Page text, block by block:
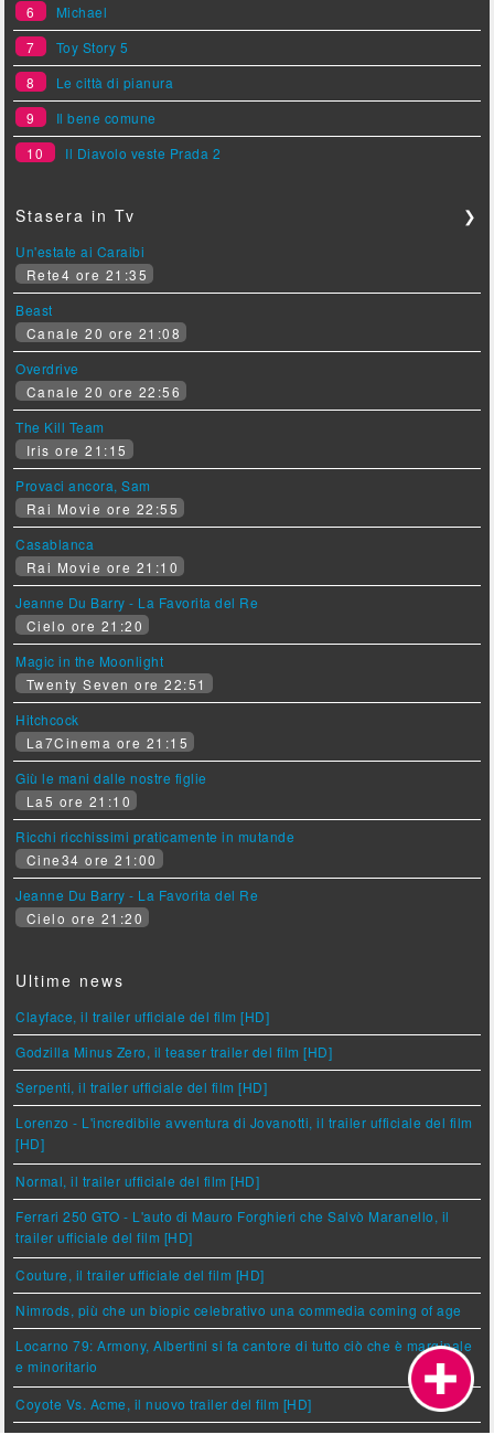
6
Michael
7
Toy Story 5
8
Le città di pianura
9
Il bene comune
10
Il Diavolo veste Prada 2
Stasera in Tv ❯
Un'estate ai Caraibi
Rete4 ore 21:35
Beast
Canale 20 ore 21:08
Overdrive
Canale 20 ore 22:56
The Kill Team
Iris ore 21:15
Provaci ancora, Sam
Rai Movie ore 22:55
Casablanca
Rai Movie ore 21:10
Jeanne Du Barry - La Favorita del Re
Cielo ore 21:20
Magic in the Moonlight
Twenty Seven ore 22:51
Hitchcock
La7Cinema ore 21:15
Giù le mani dalle nostre figlie
La5 ore 21:10
Ricchi ricchissimi praticamente in mutande
Cine34 ore 21:00
Jeanne Du Barry - La Favorita del Re
Cielo ore 21:20
Ultime news
Clayface, il trailer ufficiale del film [HD]
Godzilla Minus Zero, il teaser trailer del film [HD]
Serpenti, il trailer ufficiale del film [HD]
Lorenzo - L'incredibile avventura di Jovanotti, il trailer ufficiale del film
[HD]
Normal, il trailer ufficiale del film [HD]
Ferrari 250 GTO - L'auto di Mauro Forghieri che Salvò Maranello, il
trailer ufficiale del film [HD]
Couture, il trailer ufficiale del film [HD]
Nimrods, più che un biopic celebrativo una commedia coming of age
Locarno 79: Armony, Albertini si fa cantore di tutto ciò che è marginale
e minoritario
Coyote Vs. Acme, il nuovo trailer del film [HD]
Hokum è sul podio, insieme a Spider Man e Odissea